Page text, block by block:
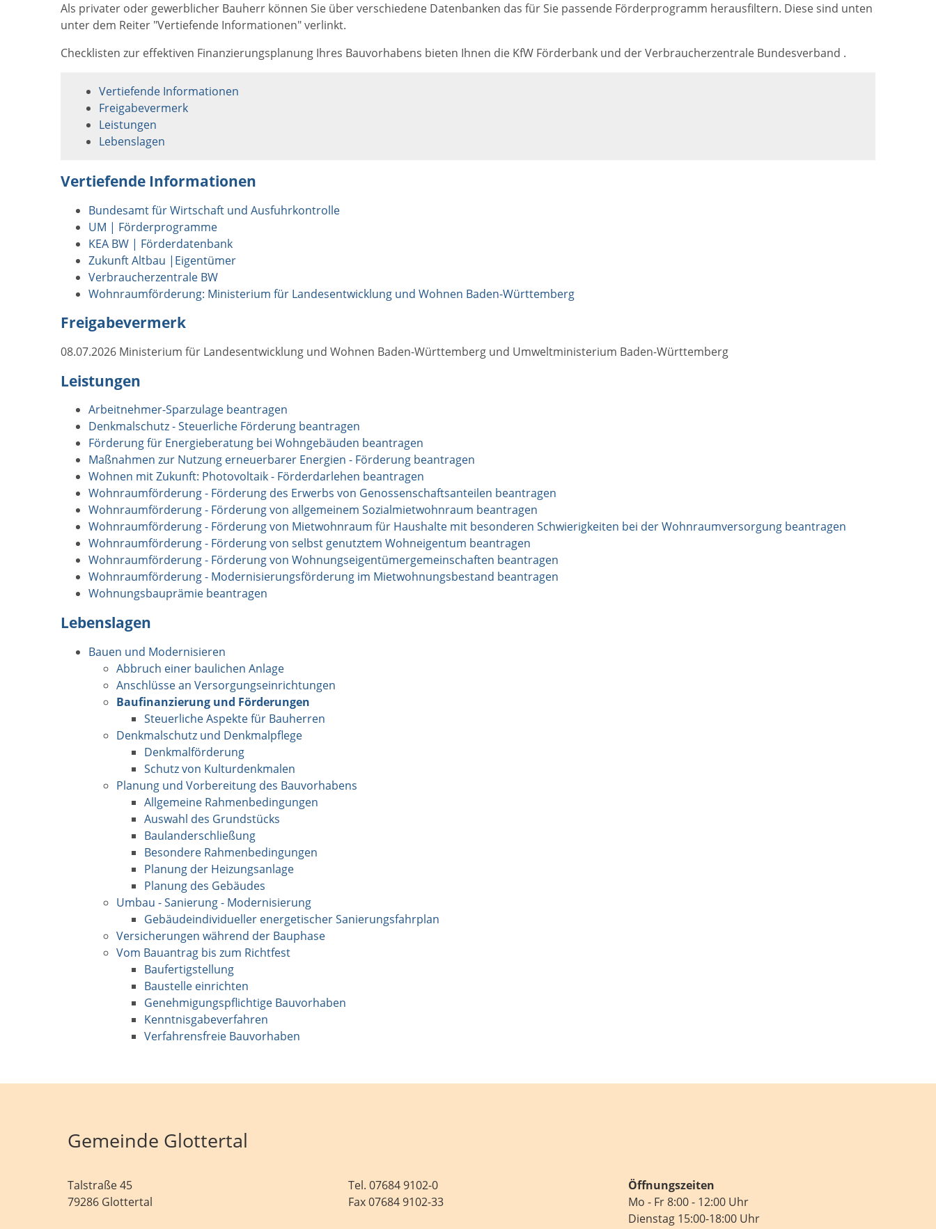
Als privater oder gewerblicher Bauherr können Sie über verschiedene Datenbanken das für Sie passende Förderprogramm herausfiltern. Diese sind unten
unter dem Reiter "Vertiefende Informationen" verlinkt.
Checklisten zur effektiven Finanzierungsplanung Ihres Bauvorhabens bieten Ihnen die KfW Förderbank und der Verbraucherzentrale Bundesverband .
Vertiefende Informationen
Freigabevermerk
Leistungen
Lebenslagen
Vertiefende Informationen
Bundesamt für Wirtschaft und Ausfuhrkontrolle
UM | Förderprogramme
KEA BW | Förderdatenbank
Zukunft Altbau |Eigentümer
Verbraucherzentrale BW
Wohnraumförderung: Ministerium für Landesentwicklung und Wohnen Baden-Württemberg
Freigabevermerk
08.07.2026 Ministerium für Landesentwicklung und Wohnen Baden-Württemberg und Umweltministerium Baden-Württemberg
Leistungen
Arbeitnehmer-Sparzulage beantragen
Denkmalschutz - Steuerliche Förderung beantragen
Förderung für Energieberatung bei Wohngebäuden beantragen
Maßnahmen zur Nutzung erneuerbarer Energien - Förderung beantragen
Wohnen mit Zukunft: Photovoltaik - Förderdarlehen beantragen
Wohnraumförderung - Förderung des Erwerbs von Genossenschaftsanteilen beantragen
Wohnraumförderung - Förderung von allgemeinem Sozialmietwohnraum beantragen
Wohnraumförderung - Förderung von Mietwohnraum für Haushalte mit besonderen Schwierigkeiten bei der Wohnraumversorgung beantragen
Wohnraumförderung - Förderung von selbst genutztem Wohneigentum beantragen
Wohnraumförderung - Förderung von Wohnungseigentümergemeinschaften beantragen
Wohnraumförderung - Modernisierungsförderung im Mietwohnungsbestand beantragen
Wohnungsbauprämie beantragen
Lebenslagen
Bauen und Modernisieren
Abbruch einer baulichen Anlage
Anschlüsse an Versorgungseinrichtungen
Baufinanzierung und Förderungen
Steuerliche Aspekte für Bauherren
Denkmalschutz und Denkmalpflege
Denkmalförderung
Schutz von Kulturdenkmalen
Planung und Vorbereitung des Bauvorhabens
Allgemeine Rahmenbedingungen
Auswahl des Grundstücks
Baulanderschließung
Besondere Rahmenbedingungen
Planung der Heizungsanlage
Planung des Gebäudes
Umbau - Sanierung - Modernisierung
Gebäudeindividueller energetischer Sanierungsfahrplan
Versicherungen während der Bauphase
Vom Bauantrag bis zum Richtfest
Baufertigstellung
Baustelle einrichten
Genehmigungspflichtige Bauvorhaben
Kenntnisgabeverfahren
Verfahrensfreie Bauvorhaben
Gemeinde Glottertal
Talstraße 45
79286 Glottertal
Tel. 07684 9102-0
Fax 07684 9102-33
Öffnungszeiten
Mo - Fr 8:00 - 12:00 Uhr
Dienstag 15:00-18:00 Uhr